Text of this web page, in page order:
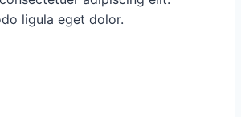
ligula eget dolor.